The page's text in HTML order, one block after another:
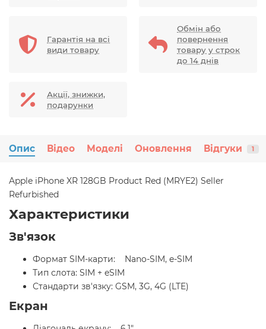
Гарантія на всі
види товару
Обмін або
повернення
товару у строк
до 14 днів
Акції, знижки,
подарунки
Опис Відео Моделі Оновлення Відгуки 1
Apple iPhone XR 128GB Product Red (MRYE2) Seller
Refurbished
Характеристики
Зв'язок
Формат SIM-карти: Nano-SIM, e-SIM
Тип слота: SIM + eSIM
Стандарти зв'язку: GSM, 3G, 4G (LTE)
Екран